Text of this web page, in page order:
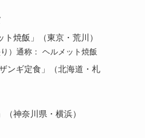
焼飯」（東京・荒川）
）通称： ヘルメット焼飯
ンギ定食」（北海道・札
神奈川県・横浜）